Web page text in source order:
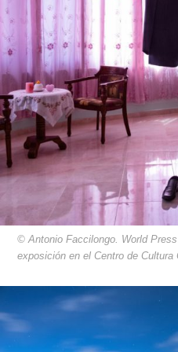
© Antonio Faccilongo. World
exposición en el Centro de Cultura